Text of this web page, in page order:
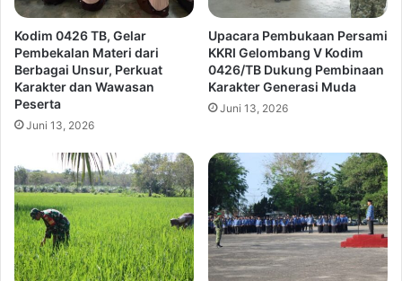
Kodim 0426 TB, Gelar
Pembekalan Materi dari
Berbagai Unsur, Perkuat
Karakter dan Wawasan
Peserta
Juni 13, 2026
Upacara Pembukaan Persami
KKRI Gelombang V Kodim
0426/TB Dukung Pembinaan
Karakter Generasi Muda
Juni 13, 2026